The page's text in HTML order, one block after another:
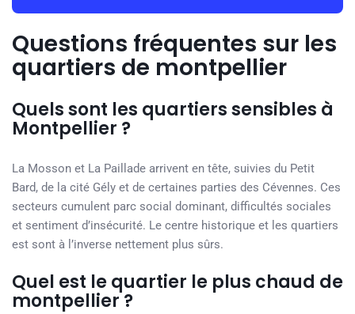
Questions fréquentes sur les
quartiers de montpellier
Quels sont les quartiers sensibles à
Montpellier ?
La Mosson et La Paillade arrivent en tête, suivies du Petit
Bard, de la cité Gély et de certaines parties des Cévennes. Ces
secteurs cumulent parc social dominant, difficultés sociales
et sentiment d’insécurité. Le centre historique et les quartiers
est sont à l’inverse nettement plus sûrs.
Quel est le quartier le plus chaud de
montpellier ?